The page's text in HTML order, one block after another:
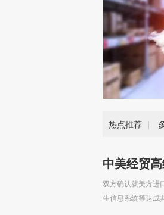
热点推荐 |
中美经贸
双方确认就美方进
生信息系统等达成